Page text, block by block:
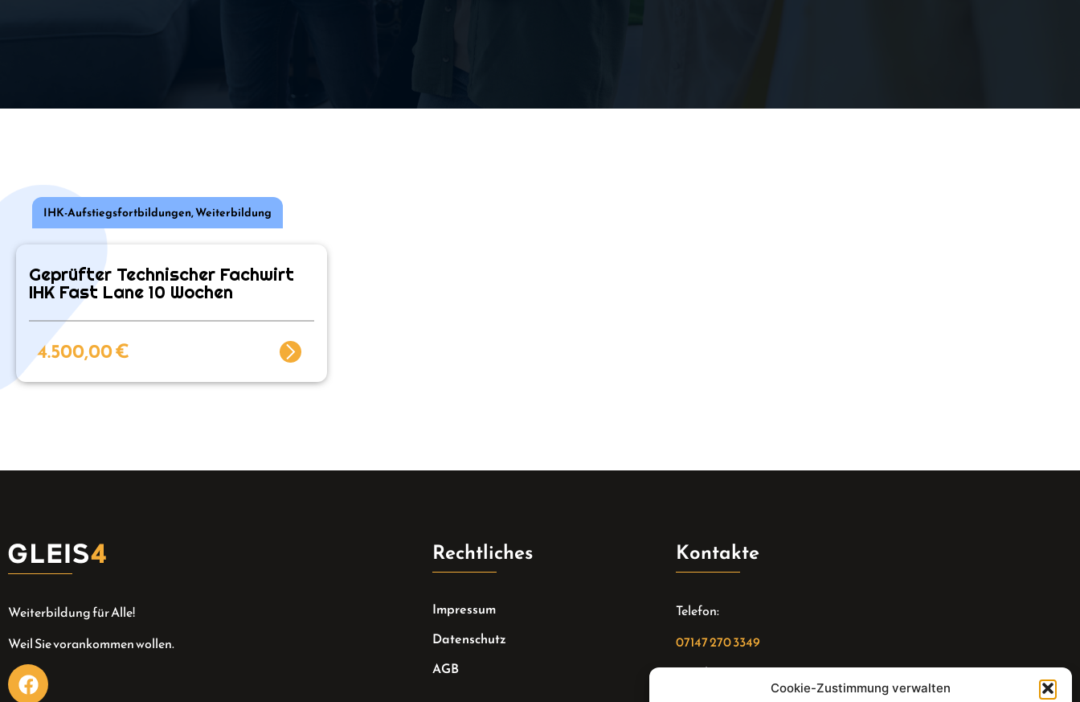
Cookie-Zustimmung verwalten
IHK-Aufstiegsfortbildungen,Weiterbildung
Geprüfter Technischer Fachwirt
IHK Fast Lane 10 Wochen
4.500,00€
Weiterbildung für Alle!
Weil Sie vorankommen wollen.
Rechtliches
Impressum
Datenschutz
AGB
Kontakte
Telefon:
07147 270 3349
Email: